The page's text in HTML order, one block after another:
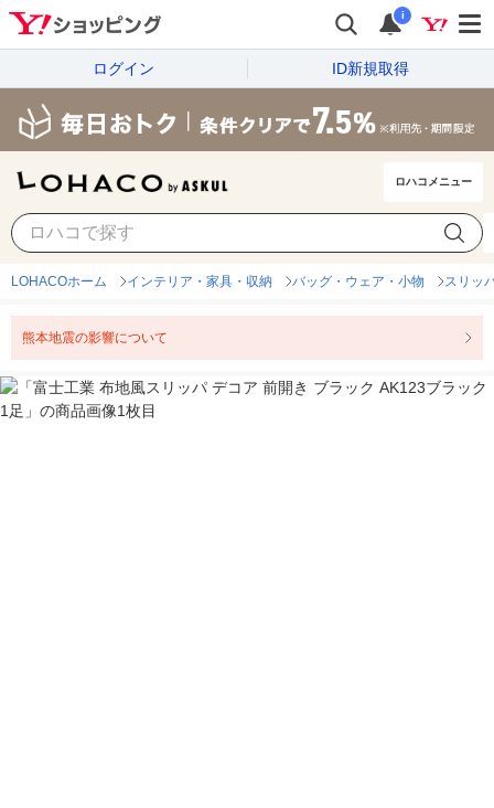
i
ログイン ID新規取得
ロハコメニュー
LOHACOホーム インテリア・家具・収納 バッグ・ウェア・小物 スリッ
熊本地震の影響について